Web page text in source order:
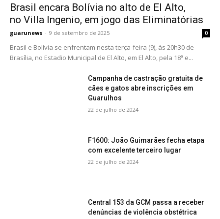
Brasil encara Bolívia no alto de El Alto,
no Villa Ingenio, em jogo das Eliminatórias
guarunews - 9 de setembro de 2025 0
Brasil e Bolívia se enfrentam nesta terça-feira (9), às 20h30 de
Brasília, no Estadio Municipal de El Alto, em El Alto, pela 18ª e...
Campanha de castração gratuita de
cães e gatos abre inscrições em
Guarulhos
22 de julho de 2024
F1600: João Guimarães fecha etapa
com excelente terceiro lugar
22 de julho de 2024
Central 153 da GCM passa a receber
denúncias de violência obstétrica